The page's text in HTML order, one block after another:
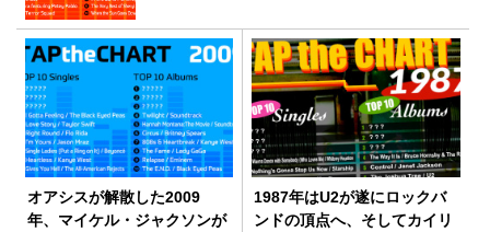
オアシスが解散した2009
年、マイケル・ジャクソンが
1987年はU2が遂にロックバ
ンドの頂点へ、そしてカイリ